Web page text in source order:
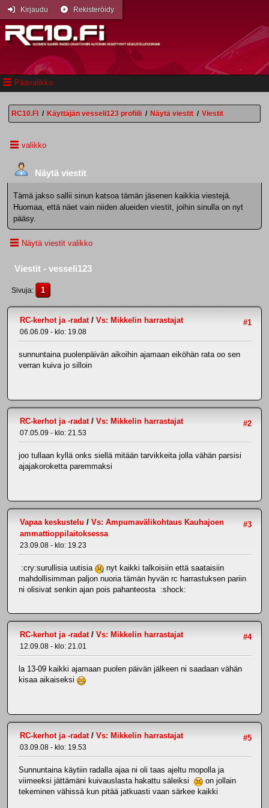
Päävalikko
Kirjaudu Rekisteröidy
RC10.FI / Käyttäjän vesseli123 profiili / Näytä viestit / Viestit
valikko
Näytä viestit
Tämä jakso sallii sinun katsoa tämän jäsenen kaikkia viestejä.
Huomaa, että näet vain niiden alueiden viestit, joihin sinulla on nyt
pääsy.
Näytä viestit valikko
Viestit - vesseli123
Sivuja 1
#1
RC-kerhot ja -radat/ Vs: Mikkelin harrastajat
06.06.09 - klo: 19.08
sunnuntaina puolenpäivän aikoihin ajamaan eiköhän rata oo sen
verran kuiva jo silloin
#2
RC-kerhot ja -radat/ Vs: Mikkelin harrastajat
07.05.09 - klo: 21.53
joo tullaan kyllä onks siellä mitään tarvikkeita jolla vähän parsisi
ajajakoroketta paremmaksi
#3
Vapaa keskustelu / Vs: Ampumavälikohtaus Kauhajoen
ammattioppilaitoksessa
23.09.08 - klo: 19.23
:cry:surullisia uutisia
nyt kaikki talkoisiin että saataisiin
mahdollisimman paljon nuoria tämän hyvän rc harrastuksen pariin
ni olisivat senkin ajan pois pahanteosta :shock:
#4
RC-kerhot ja -radat/ Vs: Mikkelin harrastajat
12.09.08 - klo: 21.01
la 13-09 kaikki ajamaan puolen päivän jälkeen ni saadaan vähän
kisaa aikaiseksi
#5
RC-kerhot ja -radat/ Vs: Mikkelin harrastajat
03.09.08 - klo: 19.53
Sunnuntaina käytiin radalla ajaa ni oli taas ajeltu mopolla ja
viimeeksi jättämäni kuivauslasta hakattu säleiksi
on jollain
tekeminen vähissä kun pitää jatkuasti vaan särkee kaikki